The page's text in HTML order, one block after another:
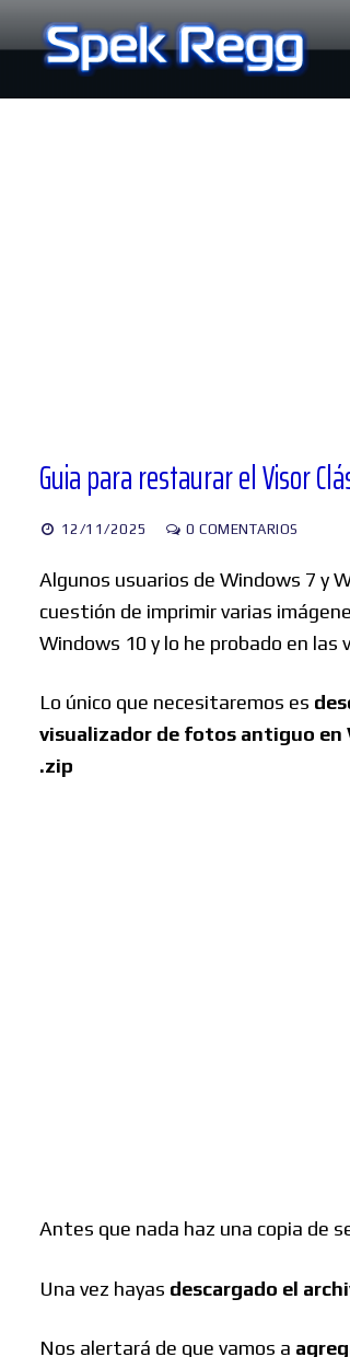
al
contenido
Guia para restaurar el Visor
12/11/2025 0 COMENTARIOS
Algunos usuarios de Windows 7 y
cuestión de imprimir varias
Windows 10 y lo he probado en las
Lo único que necesitaremos es
visualizador de fotos antiguo en
.zip
Antes que nada haz una copia de
Una vez hayas descargado el
Nos alertará de que vamos a